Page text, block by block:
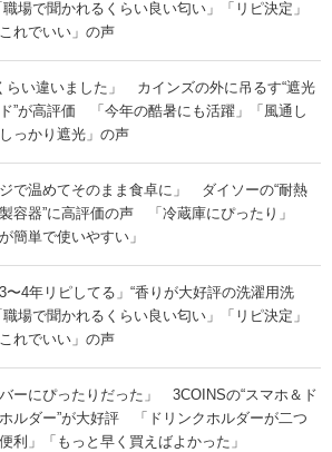
職場で聞かれるくらい良い匂い」「リピ決定」
これでいい」の声
らい違いました」 カインズの外に吊るす“遮光
”が高評価 「今年の酷暑にも活躍」「風通し
っかり遮光」の声
ジで温めてそのまま食卓に」 ダイソーの“耐熱
容器”に高評価の声 「冷蔵庫にぴったり」
簡単で使いやすい」
3〜4年リピしてる」“香りが大好評の洗濯用洗
職場で聞かれるくらい良い匂い」「リピ決定」
これでいい」の声
バーにぴったりだった」 3COINSの“スマホ＆ド
ルダー”が大好評 「ドリンクホルダーが二つ
利」「もっと早く買えばよかった」